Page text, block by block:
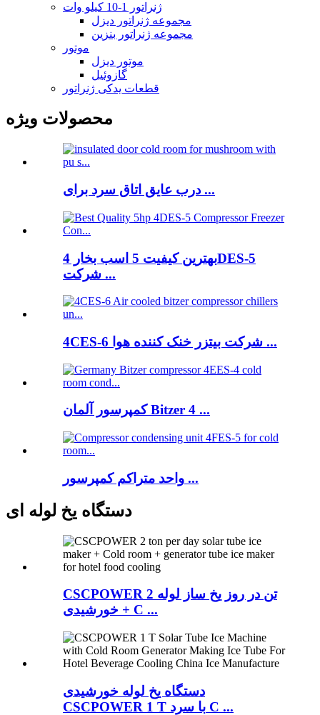
ژنراتور 1-10 کیلو وات
مجموعه ژنراتور دیزل
مجموعه ژنراتور بنزین
موتور
موتور دیزل
گازوئیل
قطعات یدکی ژنراتور
محصولات ویژه
درب عایق اتاق سرد برای ...
بهترین کیفیت 5 اسب بخار 4DES-5
شرکت ...
4CES-6 شرکت بیتزر خنک کننده هوا ...
کمپرسور آلمان Bitzer 4 ...
واحد متراکم کمپرسور ...
دستگاه یخ لوله ای
CSCPOWER 2 تن در روز یخ ساز لوله
خورشیدی + C ...
دستگاه یخ لوله خورشیدی
CSCPOWER 1 T با سرد C ...